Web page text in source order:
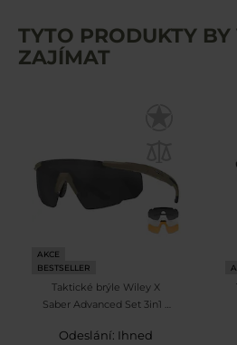
TYTO PRODUKTY
ZAJÍMAT
AKCE
BESTSELLER
Taktické brýle Wiley X
Saber Advanced Set 3in1 –
Matte Tan
Odeslání: Ihned